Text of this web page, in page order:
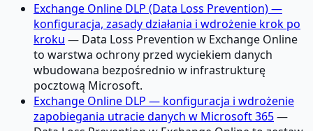
Exchange Online DLP (Data Loss Prevention) —
konfiguracja, zasady działania i wdrożenie krok po
kroku — Data Loss Prevention w Exchange Online
to warstwa ochrony przed wyciekiem danych
wbudowana bezpośrednio w infrastrukturę
pocztową Microsoft.
Exchange Online DLP — konfiguracja i wdrożenie
zapobiegania utracie danych w Microsoft 365—